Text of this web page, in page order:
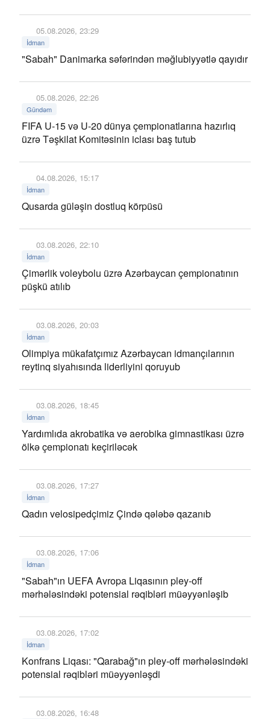
05.08.2026, 23:29
İdman
"Sabah" Danimarka səfərindən məğlubiyyətlə qayıdır
05.08.2026, 22:26
Gündəm
FIFA U-15 və U-20 dünya çempionatlarına hazırlıq
üzrə Təşkilat Komitəsinin iclası baş tutub
04.08.2026, 15:17
İdman
Qusarda güləşin dostluq körpüsü
03.08.2026, 22:10
İdman
Çimərlik voleybolu üzrə Azərbaycan çempionatının
püşkü atılıb
03.08.2026, 20:03
İdman
Olimpiya mükafatçımız Azərbaycan idmançılarının
reytinq siyahısında liderliyini qoruyub
03.08.2026, 18:45
İdman
Yardımlıda akrobatika və aerobika gimnastikası üzrə
ölkə çempionatı keçiriləcək
03.08.2026, 17:27
İdman
Qadın velosipedçimiz Çində qələbə qazanıb
03.08.2026, 17:06
İdman
"Sabah"ın UEFA Avropa Liqasının pley-off
mərhələsindəki potensial rəqibləri müəyyənləşib
03.08.2026, 17:02
İdman
Konfrans Liqası: "Qarabağ"ın pley-off mərhələsindəki
potensial rəqibləri müəyyənləşdi
03.08.2026, 16:48